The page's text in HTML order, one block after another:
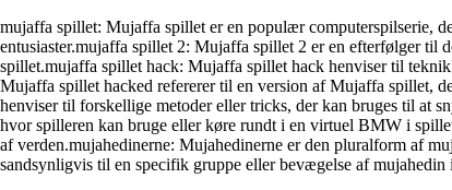
mujaffa spillet: Mujaffa spillet er en populær computerspilserie,
entusiaster.mujaffa spillet 2: Mujaffa spillet 2 er en efterfølger til
spillet.mujaffa spillet hack: Mujaffa spillet hack henviser til
Mujaffa spillet hacked refererer til en version af Mujaffa spillet,
henviser til forskellige metoder eller tricks, der kan bruges til at
hvor spilleren kan bruge eller køre rundt i en virtuel BMW i
af verden.mujahedinerne: Mujahedinerne er den pluralform af
sandsynligvis til en specifik gruppe eller bevægelse af